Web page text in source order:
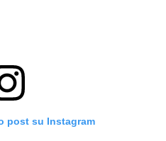
post su Instagram